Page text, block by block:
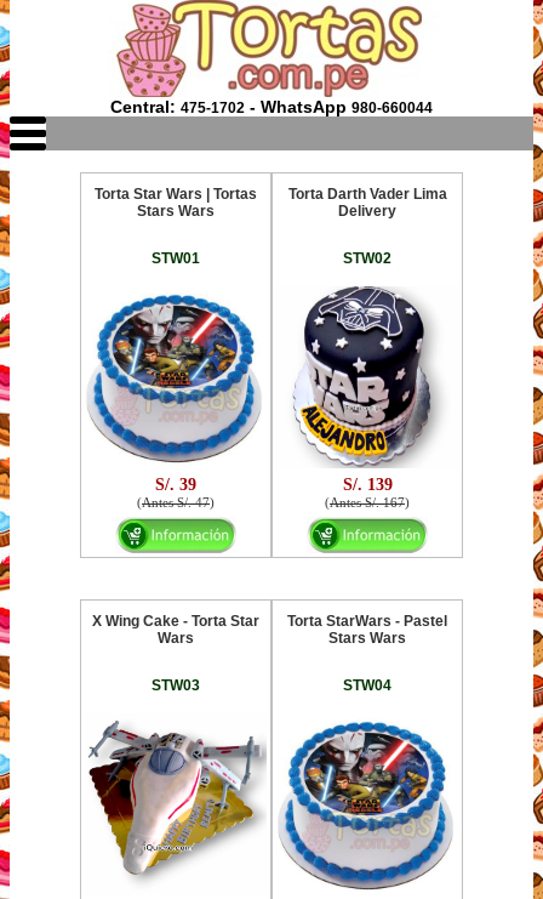
Central: 475-1702 - WhatsApp 980-660044
Torta Star Wars | Tortas
Stars Wars
STW01
S/. 39
(Antes S/. 47)
Torta Darth Vader Lima
Delivery
STW02
S/. 139
(Antes S/. 167)
X Wing Cake - Torta Star
Wars
STW03
Torta StarWars - Pastel
Stars Wars
STW04